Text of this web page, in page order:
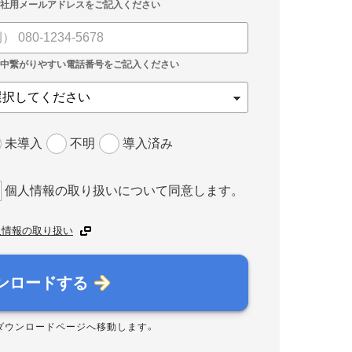
未導入 不明 導入済み
個人情報の取り扱いについて同意します。
報の取り扱い
ロードする
ウンロードページへ移動します。